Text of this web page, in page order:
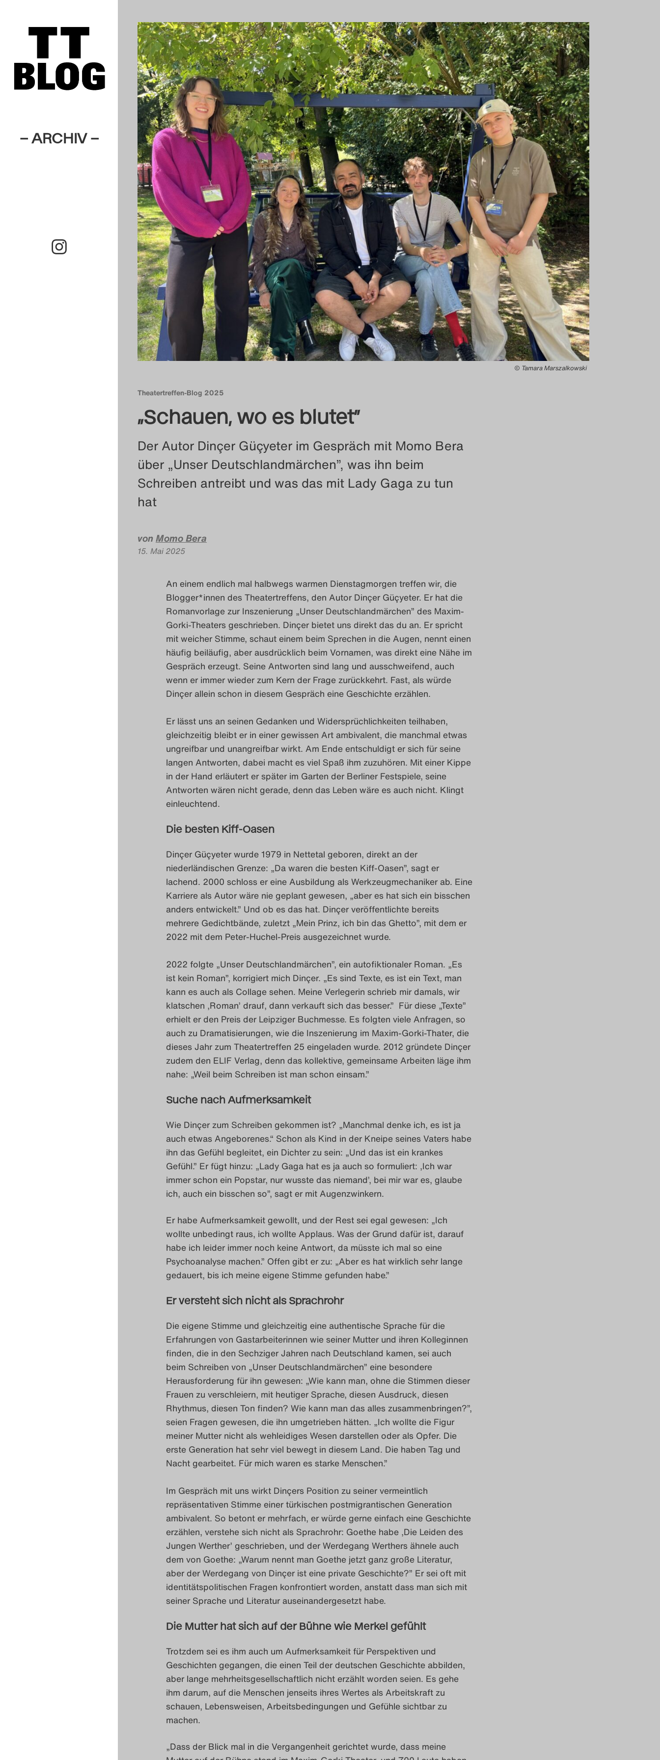
– ARCHIV –
© Tamara Marszalkowski
Theatertreffen-Blog 2025
„Schauen, wo es blutet”
Der Autor Dinçer Güçyeter im Gespräch mit Momo Bera
über „Unser Deutschlandmärchen”, was ihn beim
Schreiben antreibt und was das mit Lady Gaga zu tun
hat
vonMomo Bera
15. Mai 2025
An einem endlich mal halbwegs warmen Dienstagmorgen treffen wir, die
Blogger*innen des Theatertreffens, den Autor Dinçer Güçyeter. Er hat die
Romanvorlage zur Inszenierung „Unser Deutschlandmärchen” des Maxim-
Gorki-Theaters geschrieben. Dinçer bietet uns direkt das du an. Er spricht
mit weicher Stimme, schaut einem beim Sprechen in die Augen, nennt einen
häufig beiläufig, aber ausdrücklich beim Vornamen, was direkt eine Nähe im
Gespräch erzeugt. Seine Antworten sind lang und ausschweifend, auch
wenn er immer wieder zum Kern der Frage zurückkehrt. Fast, als würde
Dinçer allein schon in diesem Gespräch eine Geschichte erzählen.
Er lässt uns an seinen Gedanken und Widersprüchlichkeiten teilhaben,
gleichzeitig bleibt er in einer gewissen Art ambivalent, die manchmal etwas
ungreifbar und unangreifbar wirkt. Am Ende entschuldigt er sich für seine
langen Antworten, dabei macht es viel Spaß ihm zuzuhören. Mit einer Kippe
in der Hand erläutert er später im Garten der Berliner Festspiele, seine
Antworten wären nicht gerade, denn das Leben wäre es auch nicht. Klingt
einleuchtend.
Die besten Kiff-Oasen
Dinçer Güçyeter wurde 1979 in Nettetal geboren, direkt an der
niederländischen Grenze: „Da waren die besten Kiff-Oasen”, sagt er
lachend. 2000 schloss er eine Ausbildung als Werkzeugmechaniker ab. Eine
Karriere als Autor wäre nie geplant gewesen, „aber es hat sich ein bisschen
anders entwickelt.” Und ob es das hat. Dinçer veröffentlichte bereits
mehrere Gedichtbände, zuletzt „Mein Prinz, ich bin das Ghetto”, mit dem er
2022 mit dem Peter-Huchel-Preis ausgezeichnet wurde.
2022 folgte „Unser Deutschlandmärchen”, ein autofiktionaler Roman. „Es
ist kein Roman”, korrigiert mich Dinçer. „Es sind Texte, es ist ein Text, man
kann es auch als Collage sehen. Meine Verlegerin schrieb mir damals, wir
klatschen ‚Roman’ drauf, dann verkauft sich das besser.” Für diese „Texte”
erhielt er den Preis der Leipziger Buchmesse. Es folgten viele Anfragen, so
auch zu Dramatisierungen, wie die Inszenierung im Maxim-Gorki-Thater, die
dieses Jahr zum Theatertreffen 25 eingeladen wurde. 2012 gründete Dinçer
zudem den ELIF Verlag, denn das kollektive, gemeinsame Arbeiten läge ihm
nahe: „Weil beim Schreiben ist man schon einsam.”
Suche nach Aufmerksamkeit
Wie Dinçer zum Schreiben gekommen ist? „Manchmal denke ich, es ist ja
auch etwas Angeborenes.“ Schon als Kind in der Kneipe seines Vaters habe
ihn das Gefühl begleitet, ein Dichter zu sein: „Und das ist ein krankes
Gefühl.” Er fügt hinzu: „Lady Gaga hat es ja auch so formuliert: ‚Ich war
immer schon ein Popstar, nur wusste das niemand’, bei mir war es, glaube
ich, auch ein bisschen so”, sagt er mit Augenzwinkern.
Er habe Aufmerksamkeit gewollt, und der Rest sei egal gewesen: „Ich
wollte unbedingt raus, ich wollte Applaus. Was der Grund dafür ist, darauf
habe ich leider immer noch keine Antwort, da müsste ich mal so eine
Psychoanalyse machen.” Offen gibt er zu: „Aber es hat wirklich sehr lange
gedauert, bis ich meine eigene Stimme gefunden habe.”
Er versteht sich nicht als Sprachrohr
Die eigene Stimme und gleichzeitig eine authentische Sprache für die
Erfahrungen von Gastarbeiterinnen wie seiner Mutter und ihren Kolleginnen
finden, die in den Sechziger Jahren nach Deutschland kamen, sei auch
beim Schreiben von „Unser Deutschlandmärchen” eine besondere
Herausforderung für ihn gewesen: „Wie kann man, ohne die Stimmen dieser
Frauen zu verschleiern, mit heutiger Sprache, diesen Ausdruck, diesen
Rhythmus, diesen Ton finden? Wie kann man das alles zusammenbringen?”,
seien Fragen gewesen, die ihn umgetrieben hätten. „Ich wollte die Figur
meiner Mutter nicht als wehleidiges Wesen darstellen oder als Opfer. Die
erste Generation hat sehr viel bewegt in diesem Land. Die haben Tag und
Nacht gearbeitet. Für mich waren es starke Menschen.”
Im Gespräch mit uns wirkt Dinçers Position zu seiner vermeintlich
repräsentativen Stimme einer türkischen postmigrantischen Generation
ambivalent. So betont er mehrfach, er würde gerne einfach eine Geschichte
erzählen, verstehe sich nicht als Sprachrohr: Goethe habe ,Die Leiden des
Jungen Werther’ geschrieben, und der Werdegang Werthers ähnele auch
dem von Goethe: „Warum nennt man Goethe jetzt ganz große Literatur,
aber der Werdegang von Dinçer ist eine private Geschichte?” Er sei oft mit
identitätspolitischen Fragen konfrontiert worden, anstatt dass man sich mit
seiner Sprache und Literatur auseinandergesetzt habe.
Die Mutter hat sich auf der Bühne wie Merkel gefühlt
Trotzdem sei es ihm auch um Aufmerksamkeit für Perspektiven und
Geschichten gegangen, die einen Teil der deutschen Geschichte abbilden,
aber lange mehrheitsgesellschaftlich nicht erzählt worden seien. Es gehe
ihm darum, auf die Menschen jenseits ihres Wertes als Arbeitskraft zu
schauen, Lebensweisen, Arbeitsbedingungen und Gefühle sichtbar zu
machen.
„Dass der Blick mal in die Vergangenheit gerichtet wurde, dass meine